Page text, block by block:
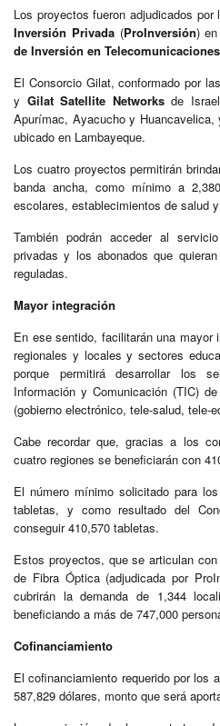
Los proyectos fueron adjudicados
Inversión Privada(ProInversión)
de Inversión en Telecomunicaciones
El Consorcio Gilat, conformado por
y Gilat Satellite Networksde
Apurímac, Ayacucho y
ubicado en Lambayeque.
Los cuatro proyectos permitirán
banda ancha, como mínimo a
escolares, establecimientos de salud
También podrán acceder al
privadas y los abonados que
reguladas.
Mayor integración
En ese sentido, facilitarán una mayor
regionales y locales y sectores
porque permitirá desarrollar los
Información y Comunicación (TIC)
(gobierno electrónico, tele-salud, tele-
Cabe recordar que, gracias a los
cuatro regiones se beneficiarán con
El número mínimo solicitado para
tabletas, y como resultado del
conseguir 410,570 tabletas.
Estos proyectos, que se articulan
de Fibra Óptica (adjudicada por
cubrirán la demanda de 1,344
beneficiando a más de 747,000
Cofinanciamiento
El cofinanciamiento requerido por los
587,829 dólares, monto que será